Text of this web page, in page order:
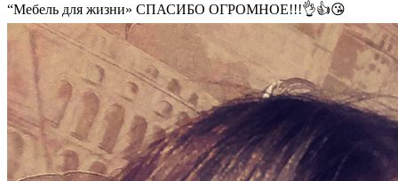
“Мебель для жизни» СПАСИБО ОГРОМНОЕ!!!👌👍😘